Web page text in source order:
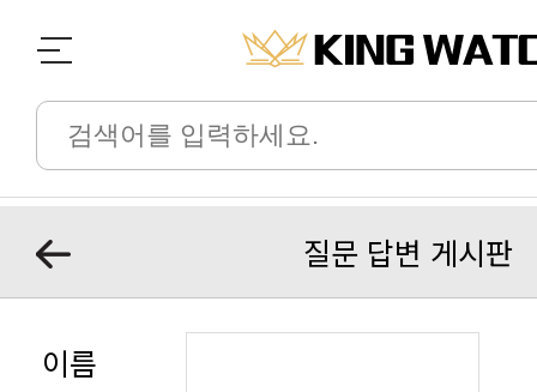
질문 답변 게시판
이름